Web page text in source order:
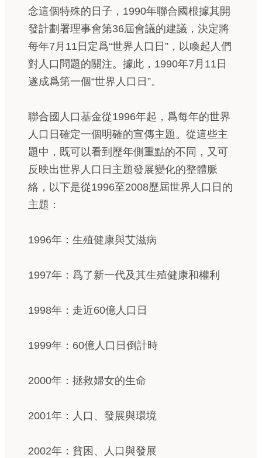
念這個特殊的日子，1990年聯合國根據其開
發計劃署理事會第36屆會議的建議，決定將
每年7月11日定爲“世界人口日”，以喚起人們
對人口問題的關注。據此，1990年7月11日
遂成爲第一個“世界人口日”。
聯合國人口基金從1996年起，爲每年的世界
人口日確定一個明確的宣傳主題。從這些主
題中，既可以看到歷年側重點的不同，又可
反映出世界人口日主題發展變化的整體脈
絡，以下是從1996至2008歷屆世界人口日的
主題：
1996年：生殖健康與艾滋病
1997年：爲了新一代及其生殖健康和權利
1998年：走近60億人口日
1999年：60億人口日倒計時
2000年：拯救婦女的生命
2001年：人口、發展與環境
2002年：貧困、人口與發展